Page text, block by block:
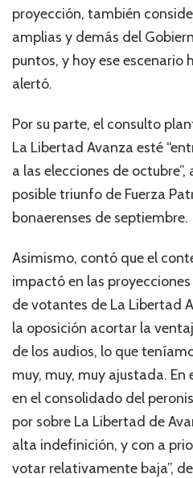
proyección, también
amplias y demás del
puntos, y hoy ese escenario
alertó.
Por su parte, el consulto
La Libertad Avanza esté
a las elecciones de
posible triunfo de Fuerza
bonaerenses de septiembre.
Asimismo, contó que el
impactó en las
de votantes de La Libertad
la oposición acortar la
de los audios, lo que
muy, muy, muy ajustada.
en el consolidado del
por sobre La Libertad de
alta indefinición, y con a
votar relativamente baja”,